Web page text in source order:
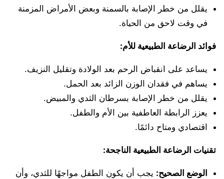
يقلل من خطر الإصابة بالسمنة وبعض الأمراض المزمنة
في وقت لاحق من الحياة.
فوائد الرضاعة الطبيعية للأم:
يساعد على انقباض الرحم بعد الولادة وتقليل النزيف.
يساهم في فقدان الوزن الزائد بعد الحمل.
يقلل من خطر الإصابة بسرطان الثدي والمبيض.
يعزز الرابطة العاطفية بين الأم والطفل.
اقتصادي ومتاح دائمًا.
تقنيات الرضاعة الطبيعية الناجحة:
الوضع الصحيح: يجب أن يكون الطفل مواجهًا للثدي، وأن